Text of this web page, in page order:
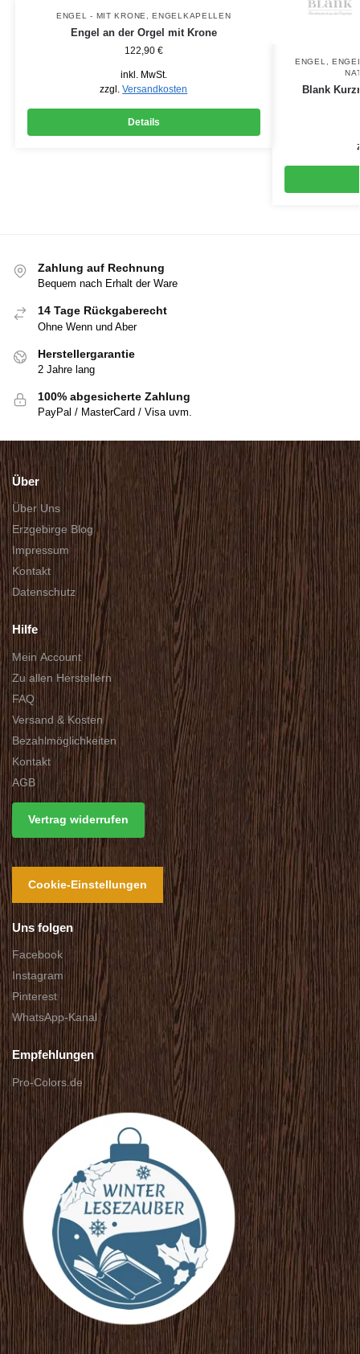
ENGEL - MIT KRONE ,ENGELKAPELLEN
Engel an der Orgel mit Krone
122,90 €
inkl. MwSt.
zzgl.Versandkosten
Details
ENGEL
Blank
Zahlung auf Rechnung
Bequem nach Erhalt der Ware
14 Tage Rückgaberecht
Ohne Wenn und Aber
Herstellergarantie
2 Jahre lang
100% abgesicherte Zahlung
PayPal / MasterCard / Visa uvm.
Über
Über Uns
Erzgebirge Blog
Impressum
Kontakt
Datenschutz
Hilfe
Mein Account
Zu allen Herstellern
FAQ
Versand & Kosten
Bezahlmöglichkeiten
Kontakt
AGB
Vertrag widerrufen
Cookie-Einstellungen
Uns folgen
Facebook
Instagram
Pinterest
WhatsApp-Kanal
Empfehlungen
Pro-Colors.de